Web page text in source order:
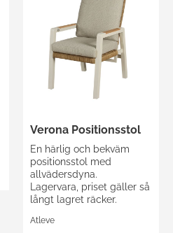
Verona Positionsstol
En härlig och bekväm
positionsstol med
allvädersdyna.
Lagervara, priset gäller så
långt lagret räcker.
Atleve